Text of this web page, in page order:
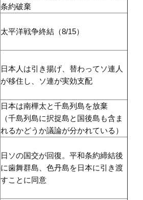
条約破棄
太平洋戦争終結（8/15）
日本人は引き揚げ、替わってソ連人
が移住し、ソ連が実効支配
日本は南樺太と千島列島を放棄
（千島列島に択捉島と国後島も含ま
れるかどうか議論が分かれている）
日ソの国交が回復。平和条約締結後
に歯舞群島、色丹島を日本に引き渡
すことに同意